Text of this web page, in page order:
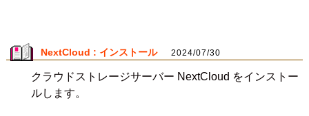
NextCloud : インストール 2024/07/30
クラウドストレージサーバー NextCloud をインストー
ルします。